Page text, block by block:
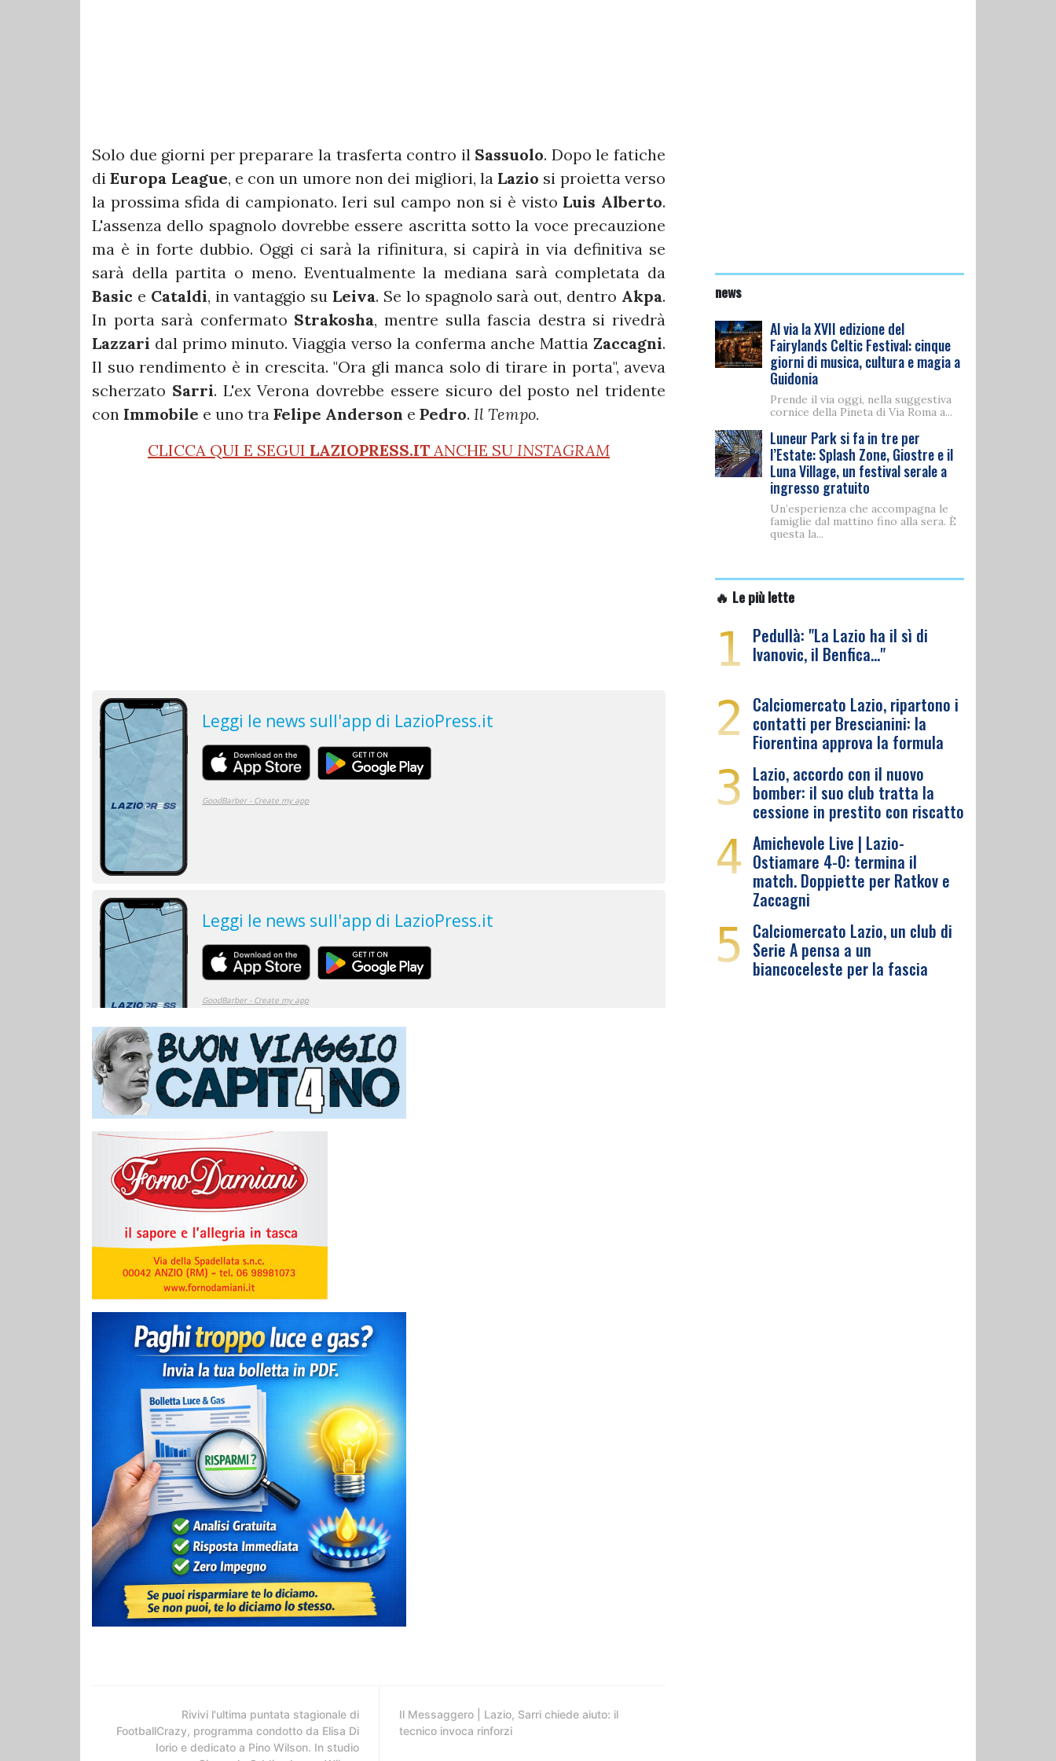
Solo due giorni per preparare la trasferta contro il Sassuolo. Dopo le fatiche
diEuropa League, e con un umore non dei migliori, la Lazio si proietta verso
la prossima sfida di campionato. Ieri sul campo non si è visto Luis Alberto.
L'assenza dello spagnolo dovrebbe essere ascritta sotto la voce precauzione
ma è in forte dubbio. Oggi ci sarà la rifinitura, si capirà in via definitiva se
sarà della partita o meno. Eventualmente la mediana sarà completata da
Basic e Cataldi, in vantaggio su Leiva. Se lo spagnolo sarà out, dentro Akpa.
In porta sarà confermato Strakosha, mentre sulla fascia destra si rivedrà
Lazzari dal primo minuto. Viaggia verso la conferma anche Mattia Zaccagni.
Il suo rendimento è in crescita. "Ora gli manca solo di tirare in porta", aveva
scherzato Sarri. L'ex Verona dovrebbe essere sicuro del posto nel tridente
con Immobile e uno tra Felipe Anderson e Pedro. Il Tempo.
CLICCA QUI E SEGUI LAZIOPRESS.IT ANCHE SU INSTAGRAM
Rivivi l'ultima puntata stagionale di
FootballCrazy, programma condotto da Elisa Di
Iorio e dedicato a Pino Wilson. In studio
Il Messaggero | Lazio, Sarri chiede aiuto: il
tecnico invoca rinforzi
news
Al via la XVII edizione del
Fairylands Celtic Festival: cinque
giorni di musica, cultura e magia a
Guidonia
Prende il via oggi, nella suggestiva
cornice della Pineta di Via Roma a...
Luneur Park si fa in tre per
l’Estate: Splash Zone, Giostre e il
Luna Village, un festival serale a
ingresso gratuito
Un’esperienza che accompagna le
famiglie dal mattino fino alla sera. È
questa la...
🔥 Le più lette
1 Pedullà: "La Lazio ha il sì di
Ivanovic, il Benfica…"
2 Calciomercato Lazio, ripartono i
contatti per Brescianini: la
Fiorentina approva la formula
3 Lazio, accordo con il nuovo
bomber: il suo club tratta la
cessione in prestito con riscatto
4 Amichevole Live | Lazio-
Ostiamare 4-0: termina il
match. Doppiette per Ratkov e
Zaccagni
5 Calciomercato Lazio, un club di
Serie A pensa a un
biancoceleste per la fascia